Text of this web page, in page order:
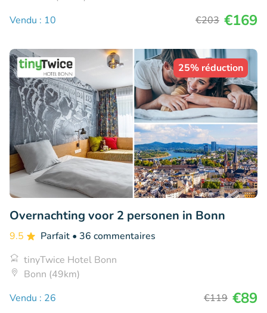
Vendu : 10
€203 €169
25% réduction
Overnachting voor 2 personen in Bonn
9.5 Parfait • 36 commentaires
tinyTwice Hotel Bonn
Bonn (49km)
Vendu : 26
€119 €89